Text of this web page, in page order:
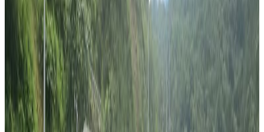
अ+
मेलवर्न
सदस्यको व्यक्तिगत विवरण दुरुपयोग गरेको भन्दै गैर आवासिय नेपाली संघ
अष्ट्रेलियाविरुद्ध अष्ट्रेलियाको उच्च अदालतमा मुद्दा दर्ता भएको छ ।
त्यस्तै मुद्दामा फर्जि सदस्यता वितरण गरेको, संस्थाको विधान विपरित निर्वाचन
गराएको, र राजनीतिक आस्थाको आधारमा प्यानल बनाएर चुनाव लडेको समेत